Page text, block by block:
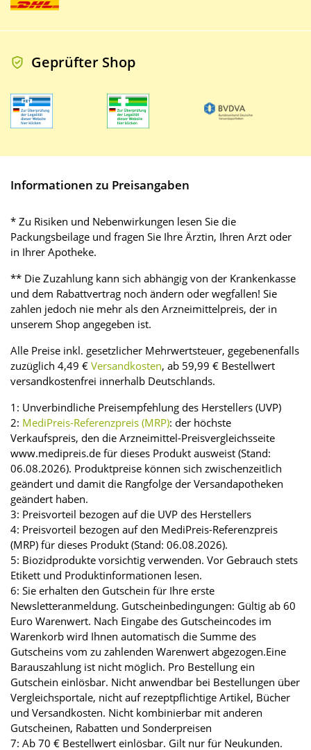
Geprüfter Shop
Informationen zu Preisangaben
* Zu Risiken und Nebenwirkungen lesen Sie die
Packungsbeilage und fragen Sie Ihre Ärztin, Ihren Arzt oder
in Ihrer Apotheke.
** Die Zuzahlung kann sich abhängig von der Krankenkasse
und dem Rabattvertrag noch ändern oder wegfallen! Sie
zahlen jedoch nie mehr als den Arzneimittelpreis, der in
unserem Shop angegeben ist.
Alle Preise inkl. gesetzlicher Mehrwertsteuer, gegebenenfalls
zuzüglich 4,49 € Versandkosten, ab 59,99 € Bestellwert
versandkostenfrei innerhalb Deutschlands.
1: Unverbindliche Preisempfehlung des Herstellers (UVP)
2: MediPreis-Referenzpreis (MRP): der höchste
Verkaufspreis, den die Arzneimittel-Preisvergleichsseite
www.medipreis.de für dieses Produkt ausweist (Stand:
06.08.2026). Produktpreise können sich zwischenzeitlich
geändert und damit die Rangfolge der Versandapotheken
geändert haben.
3: Preisvorteil bezogen auf die UVP des Herstellers
4: Preisvorteil bezogen auf den MediPreis-Referenzpreis
(MRP) für dieses Produkt (Stand: 06.08.2026).
5: Biozidprodukte vorsichtig verwenden. Vor Gebrauch stets
Etikett und Produktinformationen lesen.
6: Sie erhalten den Gutschein für Ihre erste
Newsletteranmeldung. Gutscheinbedingungen: Gültig ab 60
Euro Warenwert. Nach Eingabe des Gutscheincodes im
Warenkorb wird Ihnen automatisch die Summe des
Gutscheins vom zu zahlenden Warenwert abgezogen.Eine
Barauszahlung ist nicht möglich. Pro Bestellung ein
Gutschein einlösbar. Nicht anwendbar bei Bestellungen über
Vergleichsportale, nicht auf rezeptpflichtige Artikel, Bücher
und Versandkosten. Nicht kombinierbar mit anderen
Gutscheinen, Rabatten und Sonderpreisen
7: Ab 70 € Bestellwert einlösbar. Gilt nur für Neukunden.